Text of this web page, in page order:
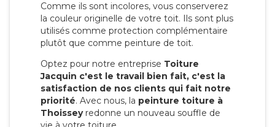
Comme ils sont incolores, vous conserverez
la couleur originelle de votre toit. Ils sont plus
utilisés comme protection complémentaire
plutôt que comme peinture de toit.
Optez pour notre entreprise Toiture
Jacquin c'est le travail bien fait, c'est la
satisfaction de nos clients qui fait notre
priorité. Avec nous, la peinture toiture à
Thoisseyredonne un nouveau souffle de